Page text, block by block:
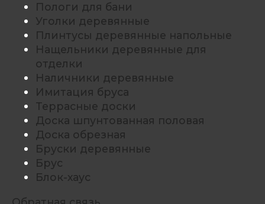
Пологи для бани
Уголки деревянные
Плинтусы деревянные напольные
Нащельники деревянные для
отделки
Наличники деревянные
Имитация бруса
Террасные доски
Доска шпунтованная половая
Доска обрезная
Бруски деревянные
Брус
Блок-хаус